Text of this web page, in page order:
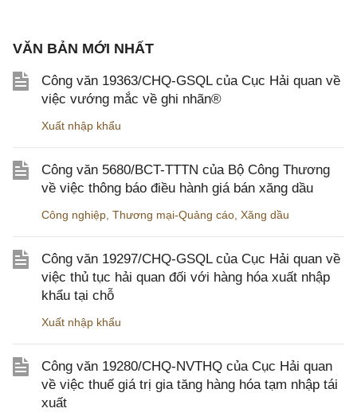
VĂN BẢN MỚI NHẤT
Công văn 19363/CHQ-GSQL của Cục Hải quan về
việc vướng mắc về ghi nhãn®
Xuất nhập khẩu
Công văn 5680/BCT-TTTN của Bộ Công Thương
về việc thông báo điều hành giá bán xăng dầu
Công nghiệp, Thương mại-Quảng cáo, Xăng dầu
Công văn 19297/CHQ-GSQL của Cục Hải quan về
việc thủ tục hải quan đối với hàng hóa xuất nhập
khẩu tại chỗ
Xuất nhập khẩu
Công văn 19280/CHQ-NVTHQ của Cục Hải quan
về việc thuế giá trị gia tăng hàng hóa tạm nhập tái
xuất